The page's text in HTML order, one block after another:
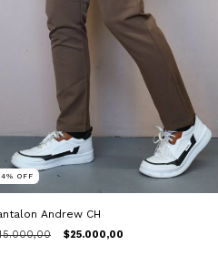
% OFF
Andrew CH
$25.000,00